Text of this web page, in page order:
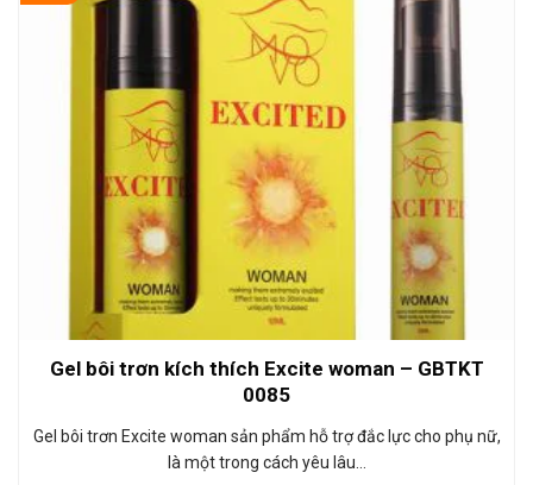
Gel bôi trơn kích thích Excite woman – GBTKT
0085
Gel bôi trơn Excite woman sản phẩm hỗ trợ đắc lực cho phụ nữ,
là một trong cách yêu lâu…